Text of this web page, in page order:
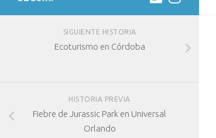
SIGUIENTE HISTORIA
Ecoturismo en Córdoba
HISTORIA PREVIA
Fiebre de Jurassic Park en Universal
Orlando